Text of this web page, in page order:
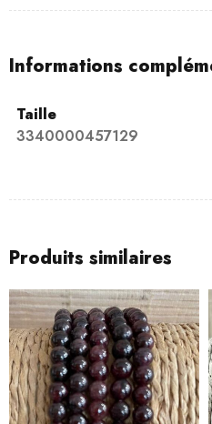
Informations
Taille
3340000457129
Produits similaires